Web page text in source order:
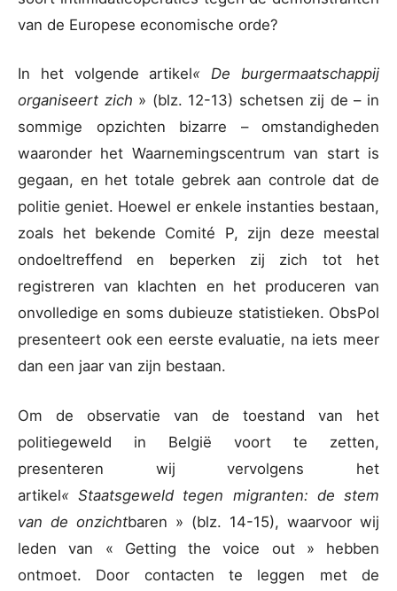
van de Europese economische orde?
In het volgende artikel« De burgermaatschappij
organiseert zich » (blz. 12-13) schetsen zij de – in
sommige opzichten bizarre – omstandigheden
waaronder het Waarnemingscentrum van start is
gegaan, en het totale gebrek aan controle dat de
politie geniet. Hoewel er enkele instanties bestaan,
zoals het bekende Comité P, zijn deze meestal
ondoeltreffend en beperken zij zich tot het
registreren van klachten en het produceren van
onvolledige en soms dubieuze statistieken. ObsPol
presenteert ook een eerste evaluatie, na iets meer
dan een jaar van zijn bestaan.
Om de observatie van de toestand van het
politiegeweld in België voort te zetten,
presenteren wij vervolgens het
artikel« Staatsgeweld tegen migranten: de stem
van de onzichtbaren » (blz. 14-15), waarvoor wij
leden van « Getting the voice out » hebben
ontmoet. Door contacten te leggen met de